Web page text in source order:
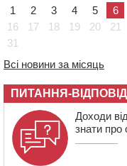
сіток
10:33
У Черкасах
09:49 ДНК-
09:13 У Черкасах 18-
відділенні пошти
1
2 3 4 5 6
16
17 18 19 20 21
31
Всі новини за місяць
ПИТАННЯ-
Доходи
знати про